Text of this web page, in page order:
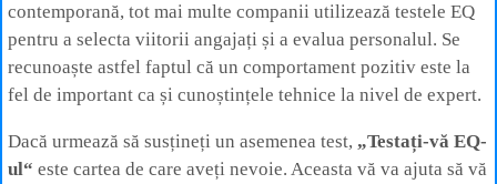
contemporană, tot mai multe companii utilizează testele EQ
pentru a selecta viitorii angajați și a evalua personalul. Se
recunoaște astfel faptul că un comportament pozitiv este la
fel de important ca și cunoștințele tehnice la nivel de expert.
Dacă urmează să susțineți un asemenea test, „Testați-vă EQ-
ul“ este cartea de care aveți nevoie. Aceasta vă va ajuta să vă